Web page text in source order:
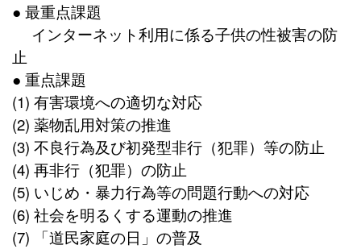
● 最重点課題
インターネット利用に係る子供の性被害の防
止
● 重点課題
(1) 有害環境への適切な対応
(2) 薬物乱用対策の推進
(3) 不良行為及び初発型非行（犯罪）等の防止
(4) 再非行（犯罪）の防止
(5) いじめ・暴力行為等の問題行動への対応
(6) 社会を明るくする運動の推進
(7) 「道民家庭の日」の普及